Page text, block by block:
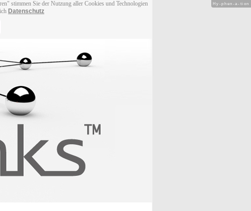
stimmen Sie der Nutzung aller Cookies und Technologien
Datenschutz
Hy-phen-a-tion